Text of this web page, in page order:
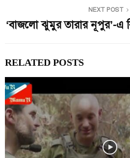
NEXT POST
‘বাজলো ঝুমুর তারার নূপুর’-এ
RELATED POSTS